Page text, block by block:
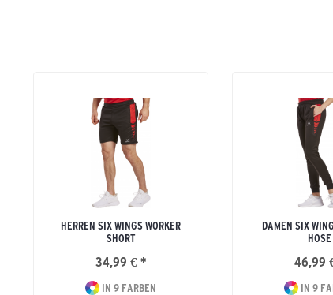
HERREN SIX WINGS WORKER
SHORT
34,99 € *
IN 9 FARBEN
DAMEN SIX
HOSE
46,99
IN 9